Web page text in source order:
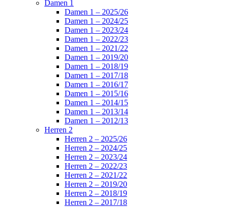
Damen 1
Damen 1 – 2025/26
Damen 1 – 2024/25
Damen 1 – 2023/24
Damen 1 – 2022/23
Damen 1 – 2021/22
Damen 1 – 2019/20
Damen 1 – 2018/19
Damen 1 – 2017/18
Damen 1 – 2016/17
Damen 1 – 2015/16
Damen 1 – 2014/15
Damen 1 – 2013/14
Damen 1 – 2012/13
Herren 2
Herren 2 – 2025/26
Herren 2 – 2024/25
Herren 2 – 2023/24
Herren 2 – 2022/23
Herren 2 – 2021/22
Herren 2 – 2019/20
Herren 2 – 2018/19
Herren 2 – 2017/18